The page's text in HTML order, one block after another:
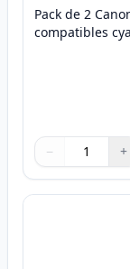
Pack de 2
compatibles
Quantité
Utilisez les
− +
Quantité